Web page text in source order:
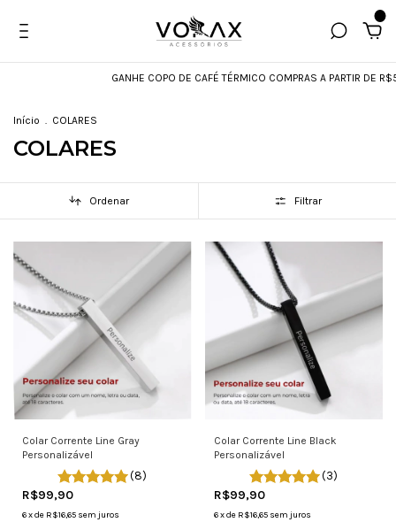
GANHE COPO DE CAFÉ TÉRMICO COMPRAS A PARTIR DE R$599
Início . COLARES
COLARES
Ordenar Filtrar
Colar Corrente Line Gray
Personalizável
(8)
R$99,90
6xde R$16,65 sem juros
Colar Corrente Line Black
Personalizável
(3)
R$99,90
6 xde R$16,65 sem juros